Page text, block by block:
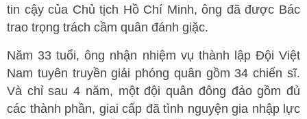
tin cậy của Chủ tịch Hồ Chí Minh, ông đã được Bác
trao trọng trách cầm quân đánh giặc.
Năm 33 tuổi, ông nhận nhiệm vụ thành lập Đội Việt
Nam tuyên truyền giải phóng quân gồm 34 chiến sĩ.
Và chỉ sau 4 năm, một đội quân đông đảo gồm đủ
các thành phần, giai cấp đã tình nguyện gia nhập lực